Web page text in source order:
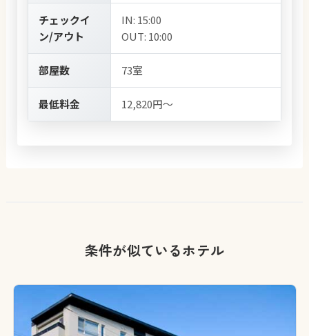
チェックイ
ン/アウト
IN: 15:00
OUT: 10:00
部屋数 73室
最低料金 12,820円～
条件が似ているホテル